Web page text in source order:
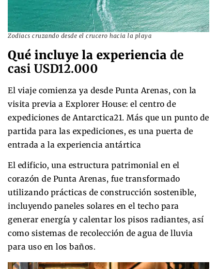
Zodiacs cruzando desde el crucero hacia la playa
Qué incluye la experiencia de
casi USD12.000
El viaje comienza ya desde Punta Arenas, con la
visita previa a Explorer House: el centro de
expediciones de Antarctica21. Más que un punto de
partida para las expediciones, es una puerta de
entrada a la experiencia antártica
El edificio, una estructura patrimonial en el
corazón de Punta Arenas, fue transformado
utilizando prácticas de construcción sostenible,
incluyendo paneles solares en el techo para
generar energía y calentar los pisos radiantes, así
como sistemas de recolección de agua de lluvia
para uso en los baños.